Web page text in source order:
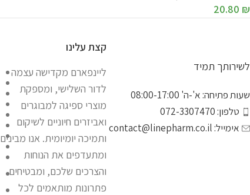
20.80 ₪
לשירותך תמיד
שעות פתיחה: א'-ה' 08:00-17:00
טלפון: 072-3307470
אימייל:contact@linepharm.co.il
קצת עלינו
ליינפארם מקדישה עצמה
לדור השלישי, ומספקת
מוצרי ספיגה למבוגרים
ואביזרים חיוניים לשיקום
ותמיכה יומיומית. אנו מבינים
ומתעדפים את הנוחות
והצרכים שלכם, ומבטיחים
פתרונות מותאמים לכל